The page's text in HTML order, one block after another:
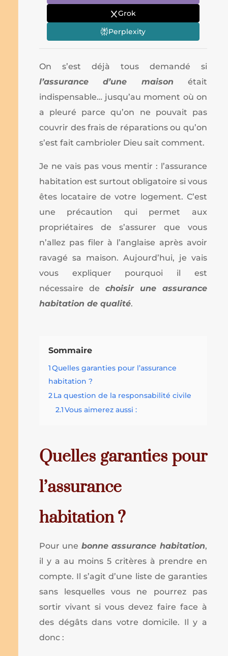
Grok
Perplexity
On s’est déjà tous demandé si
l’assurance d’une maison était
indispensable… jusqu’au moment où on
a pleuré parce qu’on ne pouvait pas
couvrir des frais de réparations ou qu’on
s’est fait cambrioler Dieu sait comment.
Je ne vais pas vous mentir : l’assurance
habitation est surtout obligatoire si vous
êtes locataire de votre logement. C’est
une précaution qui permet aux
propriétaires de s’assurer que vous
n’allez pas filer à l’anglaise après avoir
ravagé sa maison. Aujourd’hui, je vais
vous expliquer pourquoi il est
nécessaire de choisir une assurance
habitation de qualité.
Sommaire
1Quelles garanties pour l’assurance
habitation ?
2La question de la responsabilité civile
2.1Vous aimerez aussi :
Quelles garanties pour
l’assurance
habitation ?
Pour une bonne assurance habitation,
il y a au moins 5 critères à prendre en
compte. Il s’agit d’une liste de garanties
sans lesquelles vous ne pourrez pas
sortir vivant si vous devez faire face à
des dégâts dans votre domicile. Il y a
donc :